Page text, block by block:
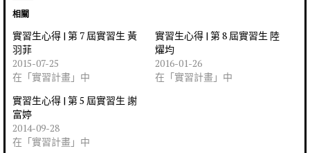
相關
實習生心得 | 第 7 屆實習生 黃
羽菲
2015-07-25
在「實習計畫」中
實習生心得 | 第 8 屆實習生 陸
燿均
2016-01-26
在「實習計畫」中
實習生心得 | 第 5 屆實習生 謝
富婷
2014-09-28
在「實習計畫」中